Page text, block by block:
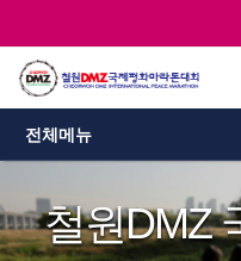
전체메뉴
철원DMZ